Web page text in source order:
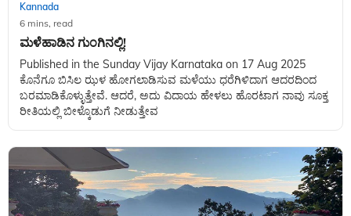
Kannada
6 mins, read
ಮಳೆಹಾಡಿನ ಗುಂಗಿನಲ್ಲಿ!
Published in the Sunday Vijay Karnataka on 17 Aug 2025
ಕೊನೆಗೂ ಬಿಸಿಲ ಝಳ ಹೋಗಲಾಡಿಸುವ ಮಳೆಯು ಧರೆಗಿಳಿದಾಗ ಆದರದಿಂದ
ಬರಮಾಡಿಕೊಳ್ಳುತ್ತೇವೆ. ಆದರೆ, ಅದು ವಿದಾಯ ಹೇಳಲು ಹೊರಟಾಗ ನಾವು ಸೂಕ್ತ
ರೀತಿಯಲ್ಲಿ ಬೀಳ್ಕೊಡುಗೆ ನೀಡುತ್ತೇವ